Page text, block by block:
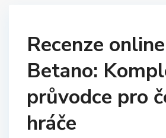
Recenze
Betano:
průvodce pro
hráče